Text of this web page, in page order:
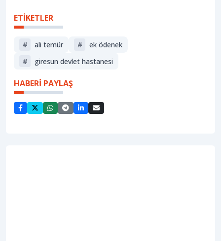
ETİKETLER
# ali temür #
ek ödenek
#
giresun devlet hastanesi
HABERİ PAYLAŞ